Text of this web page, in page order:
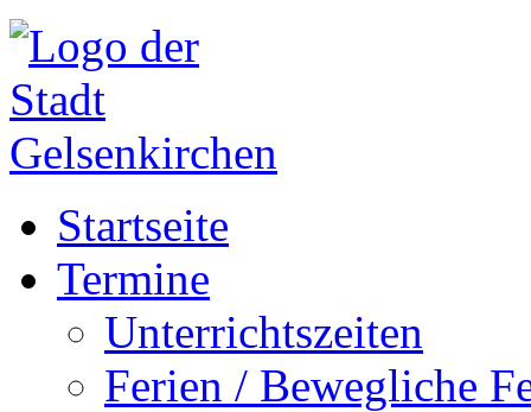
Startseite
Termine
Unterrichtszeiten
Ferien / Bewegliche